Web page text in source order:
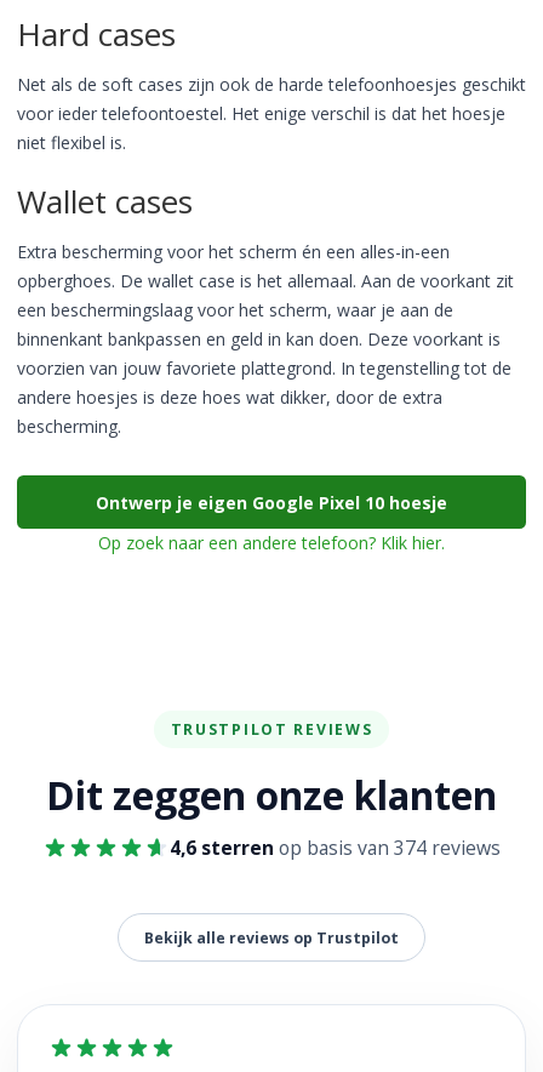
Hard cases
Net als de soft cases zijn ook de harde telefoonhoesjes geschikt
voor ieder telefoontoestel. Het enige verschil is dat het hoesje
niet flexibel is.
Wallet cases
Extra bescherming voor het scherm én een alles-in-een
opberghoes. De wallet case is het allemaal. Aan de voorkant zit
een beschermingslaag voor het scherm, waar je aan de
binnenkant bankpassen en geld in kan doen. Deze voorkant is
voorzien van jouw favoriete plattegrond. In tegenstelling tot de
andere hoesjes is deze hoes wat dikker, door de extra
bescherming.
Ontwerp je eigen Google Pixel 10 hoesje
Op zoek naar een andere telefoon? Klik hier.
TRUSTPILOT REVIEWS
Dit zeggen onze klanten
4,6 sterren op basis van 374 reviews
Bekijk alle reviews op Trustpilot